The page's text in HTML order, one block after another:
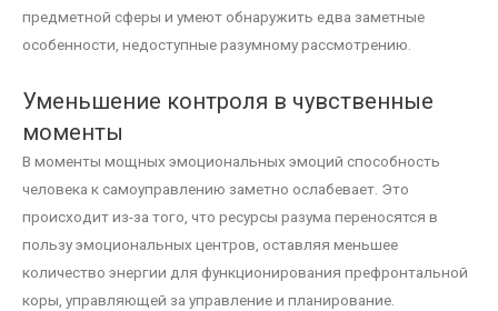
предметной сферы и умеют обнаружить едва заметные
особенности, недоступные разумному рассмотрению.
Уменьшение контроля в чувственные
моменты
В моменты мощных эмоциональных эмоций способность
человека к самоуправлению заметно ослабевает. Это
происходит из-за того, что ресурсы разума переносятся в
пользу эмоциональных центров, оставляя меньшее
количество энергии для функционирования префронтальной
коры, управляющей за управление и планирование.